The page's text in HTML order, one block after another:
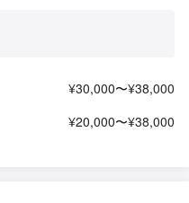
¥30,000〜¥38,000
¥20,000〜¥38,000